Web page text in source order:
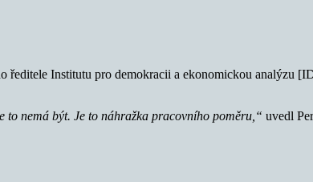
ředitele Institutu pro demokracii a ekonomickou analýzu
to nemá být. Je to náhražka pracovního poměru,“ uvedl